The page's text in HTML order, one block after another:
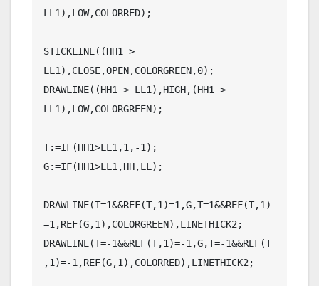
LL1),LOW,COLORRED);
STICKLINE((HH1 >
LL1),CLOSE,OPEN,COLORGREEN,0);
DRAWLINE((HH1 > LL1),HIGH,(HH1 >
LL1),LOW,COLORGREEN);
T:=IF(HH1>LL1,1,-1);
G:=IF(HH1>LL1,HH,LL);
DRAWLINE(T=1&&REF(T,1)=1,G,T=1&&REF(T,1)
=1,REF(G,1),COLORGREEN),LINETHICK2;
DRAWLINE(T=-1&&REF(T,1)=-1,G,T=-1&&REF(T
,1)=-1,REF(G,1),COLORRED),LINETHICK2;